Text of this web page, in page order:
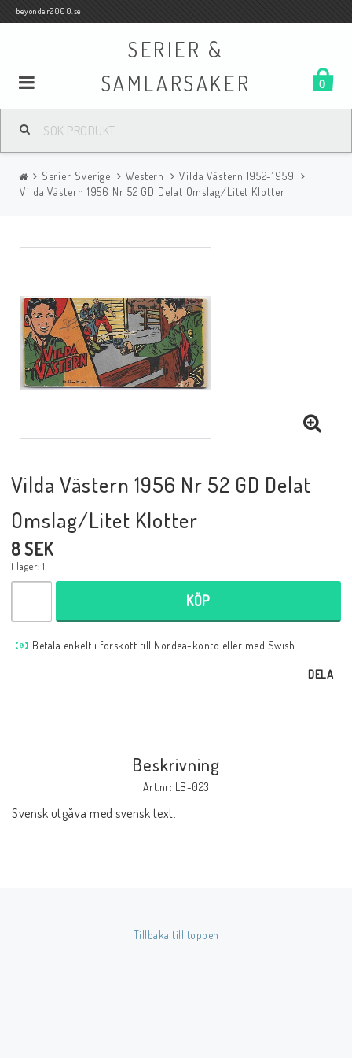
beyonder2000.se
SERIER &
SAMLARSAKER
0
Samlar- och Spelkort
Serier
Böcker
Film
Musik
Samlartillbehör
Serier Sverige
Inkl. Moms
Serier Sverige Western
Vilda Västern 1952-1959
Vilda Västern 1956 Nr 52 GD Delat Omslag/Litet Klotter
Vilda Västern 1956 Nr 52 GD Delat
Omslag/Litet Klotter
8 SEK
I lager: 1
KÖP
Betala enkelt i förskott till Nordea-konto eller med Swish
DELA
Beskrivning
Art.nr: LB-023
Svensk utgåva med svensk text.
Tillbaka till toppen